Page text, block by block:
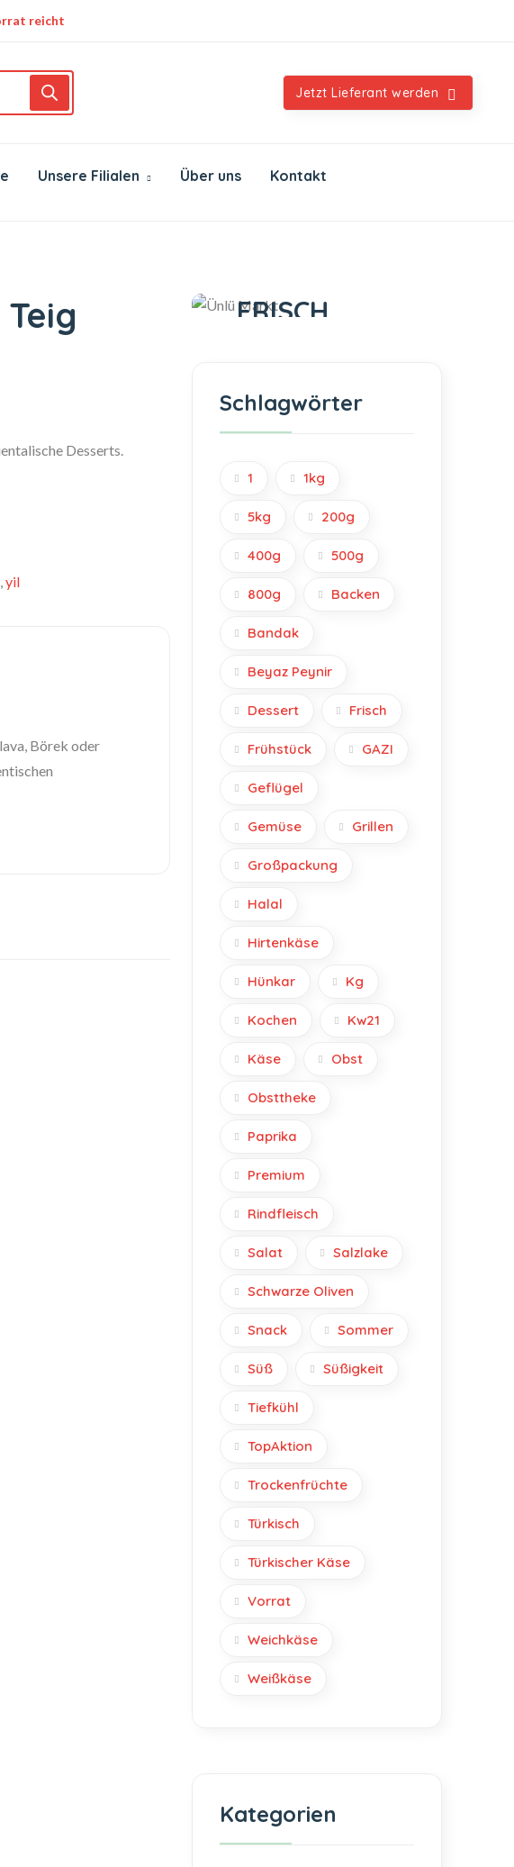
reicht
Jetzt Lieferant werden
Unsere Filialen Über uns Kontakt
Desserts.
,yil
Börek oder
FRISCH
Schlagwörter
1 1kg
5kg 200g
400g 500g
800g Backen
Bandak
Beyaz Peynir
Dessert Frisch
Frühstück GAZI
Geflügel
Gemüse Grillen
Großpackung
Halal
Hirtenkäse
Hünkar Kg
Kochen Kw21
Käse Obst
Obsttheke
Paprika
Premium
Rindfleisch
Salat Salzlake
Schwarze Oliven
Snack Sommer
Süß Süßigkeit
Tiefkühl
TopAktion
Trockenfrüchte
Türkisch
Türkischer Käse
Vorrat
Weichkäse
Weißkäse
Kategorien